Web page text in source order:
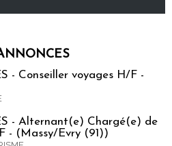
- Conseiller voyages H/F -
- Alternant(e) Chargé(e) de
- (Massy/Evry (91))